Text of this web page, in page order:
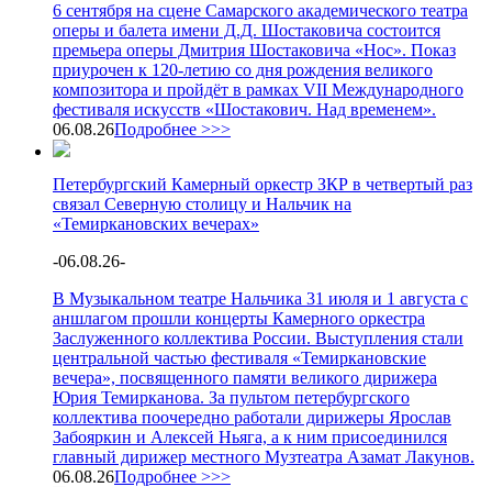
6 сентября на сцене Самарского академического театра
оперы и балета имени Д.Д. Шостаковича состоится
премьера оперы Дмитрия Шостаковича «Нос». Показ
приурочен к 120-летию со дня рождения великого
композитора и пройдёт в рамках VII Международного
фестиваля искусств «Шостакович. Над временем».
06.08.26Подробнее >>>
Петербургский Камерный оркестр ЗКР в четвертый раз
связал Северную столицу и Нальчик на
«Темиркановских вечерах»
-06.08.26-
В Музыкальном театре Нальчика 31 июля и 1 августа с
аншлагом прошли концерты Камерного оркестра
Заслуженного коллектива России. Выступления стали
центральной частью фестиваля «Темиркановские
вечера», посвященного памяти великого дирижера
Юрия Темирканова. За пультом петербургского
коллектива поочередно работали дирижеры Ярослав
Забояркин и Алексей Ньяга, а к ним присоединился
главный дирижер местного Музтеатра Азамат Лакунов.
06.08.26Подробнее >>>